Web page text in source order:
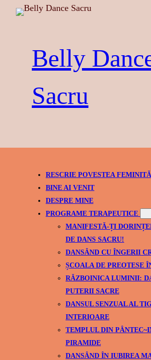
Belly
Sacru
RESCRIE POVESTEA
BINE AI VENIT
DESPRE MINE
PROGRAME TERAPEUTICE
MANIFESTĂ-ȚI
DE DANS SACRU!
DANSÂND CU ÎNGERII
ȘCOALA DE PREOTESE
RĂZBOINICA LUMINII:
PUTERII SACRE
DANSUL SENZUAL AL
INTERIOARE
TEMPLUL DIN
PIRAMIDE
DANSÂND ÎN IUBIREA